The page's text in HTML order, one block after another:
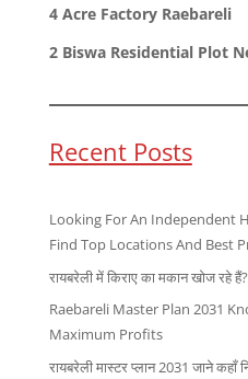
4 Acre Factory Raebareli
2 Biswa Residential Plot
Recent Posts
Looking For An Independent
Find Top Locations And Best
रायबरेली में किराए का मकान खोज रहे
Raebareli Master Plan 2031
Maximum Profits
रायबरेली मास्टर प्लान 2031 जाने